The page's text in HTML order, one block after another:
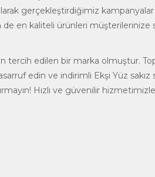
gerçekleştirdiğimiz
en kaliteli ürünleri müşterilerinize
tercih edilen bir marka olmuştur.
edin ve indirimli Ekşi Yüz
Hızlı ve güvenilir hizmetimizle